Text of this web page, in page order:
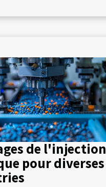
de l'injection
pour diverses